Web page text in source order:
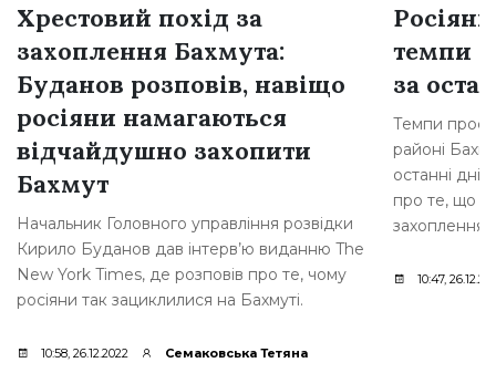
Хрестовий похід за
захоплення Бахмута:
Буданов розповів, навіщо
росіяни намагаються
відчайдушно захопити
Бахмут
Начальник Головного управління розвідки
Кирило Буданов дав інтерв’ю виданню The
New York Times, де розповів про те, чому
росіяни так зациклилися на Бахмуті.
10:58, 26.12.2022 Семаковська Тетяна
темпи
за
Темпи
районі
останні
про те, що
захоплення
10:47,